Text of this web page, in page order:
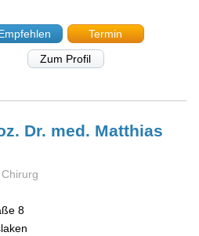
Termin
Zum Profil
Dr. med. Matthias
8